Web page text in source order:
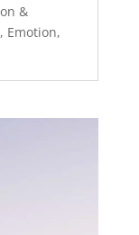
&
Emotion,